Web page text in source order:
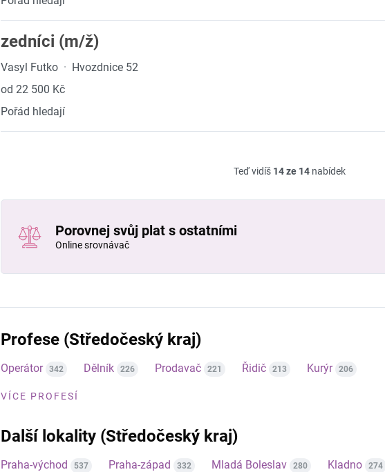
zedníci (m/ž)
Vasyl Futko · Hvozdnice 52
od 22 500 Kč
Pořád hledají
Teď vidíš 14 ze 14 nabídek
Porovnej svůj plat s ostatními
Online srovnávač
Profese (Středočeský kraj)
Operátor 342 Dělník 226 Prodavač 221 Řidič 213 Kurýr 206
VÍCE PROFESÍ
Další lokality (Středočeský kraj)
Praha-východ 537 Praha-západ 332 Mladá Boleslav 280 Kladno 274